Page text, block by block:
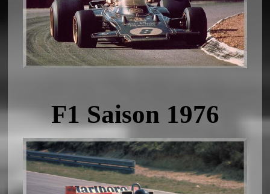
F1 Saison 1976